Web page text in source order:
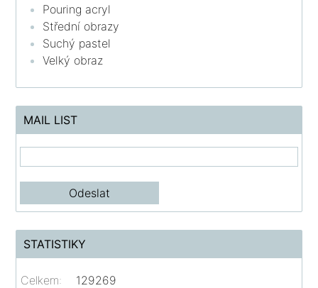
Pouring acryl
Střední obrazy
Suchý pastel
Velký obraz
MAIL LIST
STATISTIKY
Celkem:
129269